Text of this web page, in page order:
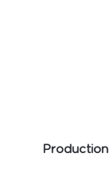
Production